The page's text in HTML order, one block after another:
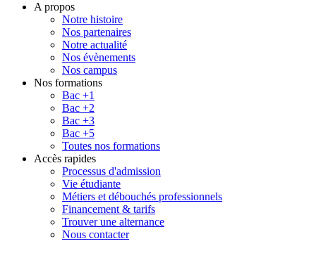
A propos
Notre histoire
Nos partenaires
Notre actualité
Nos évènements
Nos campus
Nos formations
Bac +1
Bac +2
Bac +3
Bac +5
Toutes nos formations
Accès rapides
Processus d'admission
Vie étudiante
Métiers et débouchés professionnels
Financement & tarifs
Trouver une alternance
Nous contacter